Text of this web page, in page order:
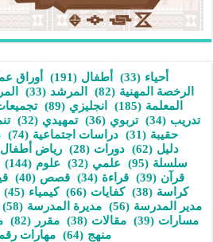
أحياء (33) أطفال (191) أوراق
الرخصة المهنية (82) المرشد (33)
المعلمة (185) انجليزي (89)
تدريب (34) تربوي (36) تمهيدي (32)
حقيبة (31) دراسات اجتماعية (74)
دليل (62) دورات (28) رياض أطفال
سلسلة (95) علمي (32) علوم (144)
قرآن (39) قراءة (34) قصص (40)
كراسة (38) كفايات (66) كيمياء (45)
مدير المدرسة (56) مديرة المدرسة (58)
مسارات (39) مقالات (38) مقرر (82)
منهج (64) مهارات